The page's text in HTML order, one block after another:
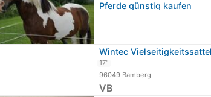
Pferde günstig kaufen
Wintec Vielseitigkeitssattel
17"
96049 Bamberg
VB